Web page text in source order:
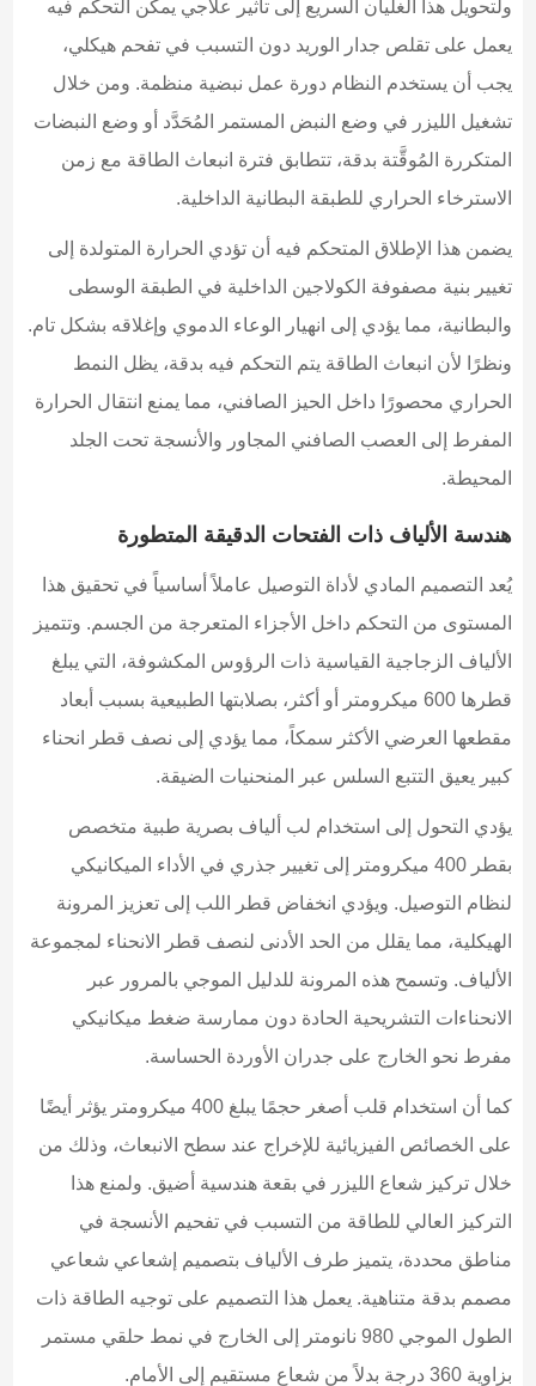
ولتحويل هذا الغليان السريع إلى تأثير علاجي يمكن التحكم فيه
يعمل على تقلص جدار الوريد دون التسبب في تفحم هيكلي،
يجب أن يستخدم النظام دورة عمل نبضية منظمة. ومن خلال
تشغيل الليزر في وضع النبض المستمر المُحَدَّد أو وضع النبضات
المتكررة المُوقَّتة بدقة، تتطابق فترة انبعاث الطاقة مع زمن
الاسترخاء الحراري للطبقة البطانية الداخلية.
يضمن هذا الإطلاق المتحكم فيه أن تؤدي الحرارة المتولدة إلى
تغيير بنية مصفوفة الكولاجين الداخلية في الطبقة الوسطى
والبطانية، مما يؤدي إلى انهيار الوعاء الدموي وإغلاقه بشكل تام.
ونظرًا لأن انبعاث الطاقة يتم التحكم فيه بدقة، يظل النمط
الحراري محصورًا داخل الحيز الصافني، مما يمنع انتقال الحرارة
المفرط إلى العصب الصافني المجاور والأنسجة تحت الجلد
المحيطة.
هندسة الألياف ذات الفتحات الدقيقة المتطورة
يُعد التصميم المادي لأداة التوصيل عاملاً أساسياً في تحقيق هذا
المستوى من التحكم داخل الأجزاء المتعرجة من الجسم. وتتميز
الألياف الزجاجية القياسية ذات الرؤوس المكشوفة، التي يبلغ
قطرها 600 ميكرومتر أو أكثر، بصلابتها الطبيعية بسبب أبعاد
مقطعها العرضي الأكثر سمكاً، مما يؤدي إلى نصف قطر انحناء
كبير يعيق التتبع السلس عبر المنحنيات الضيقة.
يؤدي التحول إلى استخدام لب ألياف بصرية طبية متخصص
بقطر 400 ميكرومتر إلى تغيير جذري في الأداء الميكانيكي
لنظام التوصيل. ويؤدي انخفاض قطر اللب إلى تعزيز المرونة
الهيكلية، مما يقلل من الحد الأدنى لنصف قطر الانحناء لمجموعة
الألياف. وتسمح هذه المرونة للدليل الموجي بالمرور عبر
الانحناءات التشريحية الحادة دون ممارسة ضغط ميكانيكي
مفرط نحو الخارج على جدران الأوردة الحساسة.
كما أن استخدام قلب أصغر حجمًا يبلغ 400 ميكرومتر يؤثر أيضًا
على الخصائص الفيزيائية للإخراج عند سطح الانبعاث، وذلك من
خلال تركيز شعاع الليزر في بقعة هندسية أضيق. ولمنع هذا
التركيز العالي للطاقة من التسبب في تفحيم الأنسجة في
مناطق محددة، يتميز طرف الألياف بتصميم إشعاعي شعاعي
مصمم بدقة متناهية. يعمل هذا التصميم على توجيه الطاقة ذات
الطول الموجي 980 نانومتر إلى الخارج في نمط حلقي مستمر
بزاوية 360 درجة بدلاً من شعاع مستقيم إلى الأمام.